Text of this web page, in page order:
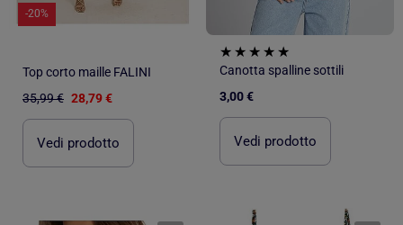
-20%
Top corto maille FALINI
35,99 € 28,79 €
Vedi prodotto
Canotta spalline sottili
3,00 €
Vedi prodotto